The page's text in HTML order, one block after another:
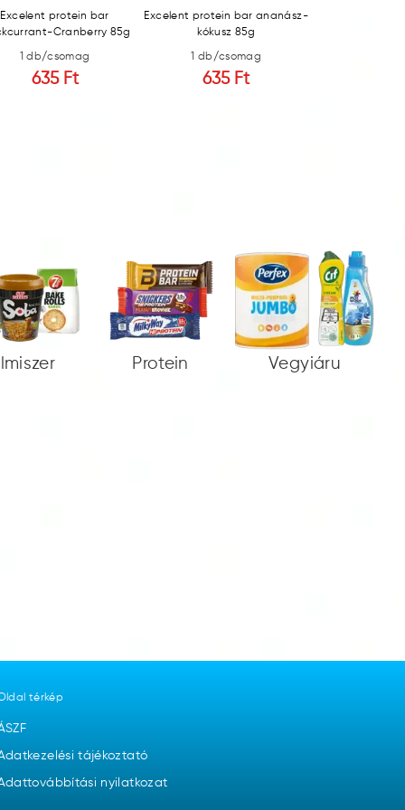
Excelent protein bar
Cranberry 85g
1 db/csomag
635 Ft
Excelent protein bar ananász-
kókusz 85g
1 db/csomag
635 Ft
Protein Vegyiáru
térkép
tájékoztató
nyilatkozat